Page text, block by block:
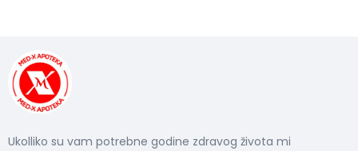
Ukolliko su vam potrebne godine zdravog života mi